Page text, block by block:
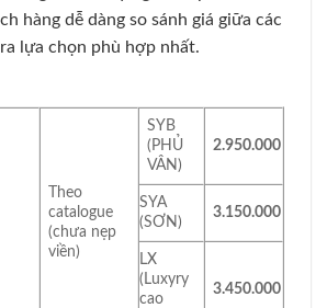
hàng dễ dàng so sánh giá giữa các
lựa chọn phù hợp nhất.
Theo
catalogue
(chưa nẹp
viền)
SYB
(PHỦ
VÂN)
2.950.000
SYA
(SƠN)
3.150.000
LX
(Luxyry
cao
3.450.000